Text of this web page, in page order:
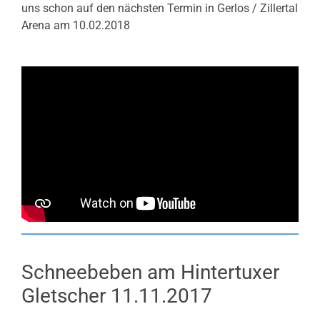
uns schon auf den nächsten Termin in Gerlos / Zillertal
Arena am 10.02.2018
Schneebeben am Hintertuxer
Gletscher 11.11.2017